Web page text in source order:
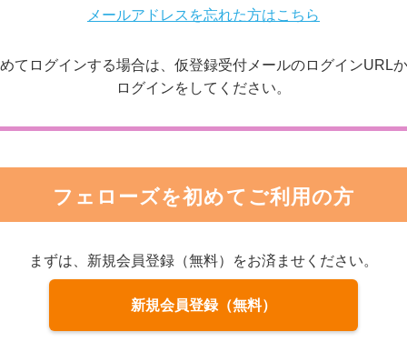
メールアドレスを忘れた方はこちら
てログインする場合は、仮登録受付メールのログインURL
ログインをしてください。
フェローズを初めてご利用の方
まずは、新規会員登録（無料）をお済ませください。
新規会員登録（無料）